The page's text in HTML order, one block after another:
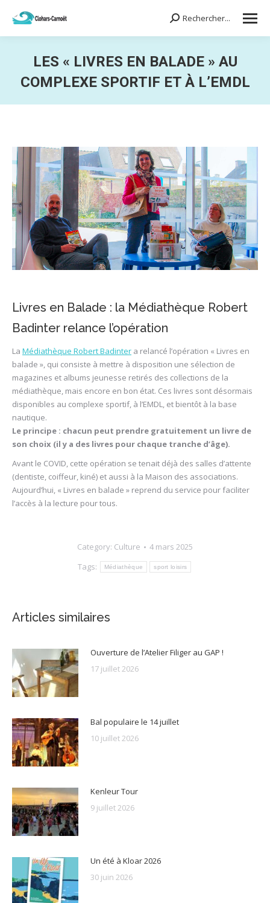
Search:Rechercher...
LES « LIVRES EN BALADE » AU
COMPLEXE SPORTIF ET À L’EMDL
Livres en Balade : la Médiathèque Robert
Badinter relance l’opération
La Médiathèque Robert Badinter a relancé l’opération « Livres en
balade », qui consiste à mettre à disposition une sélection de
magazines et albums jeunesse retirés des collections de la
médiathèque, mais encore en bon état. Ces livres sont désormais
disponibles au complexe sportif, à l’EMDL, et bientôt à la base
nautique.
Le principe : chacun peut prendre gratuitement un livre de
son choix (il y a des livres pour chaque tranche d’âge).
Avant le COVID, cette opération se tenait déjà des salles d’attente
(dentiste, coiffeur, kiné) et aussi à la Maison des associations.
Aujourd’hui, « Livres en balade » reprend du service pour faciliter
l’accès à la lecture pour tous.
Category: Culture
4 mars 2025
Tags:
Médiathèque sport loisirs
Articles similaires
Ouverture de l’Atelier Filiger au GAP !
17 juillet 2026
Bal populaire le 14 juillet
10 juillet 2026
Kenleur Tour
9 juillet 2026
Un été à Kloar 2026
30 juin 2026